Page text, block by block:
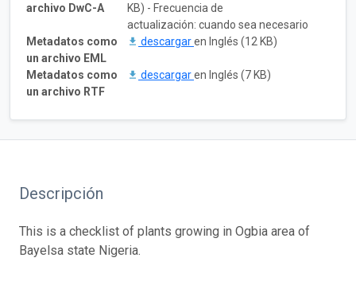
archivo DwC-A
KB) - Frecuencia de
actualización: cuando sea necesario
Metadatos como
un archivo EML
descargaren Inglés (12 KB)
Metadatos como
un archivo RTF
descargaren Inglés (7 KB)
Descripción
This is a checklist of plants growing in Ogbia area of
Bayelsa state Nigeria.